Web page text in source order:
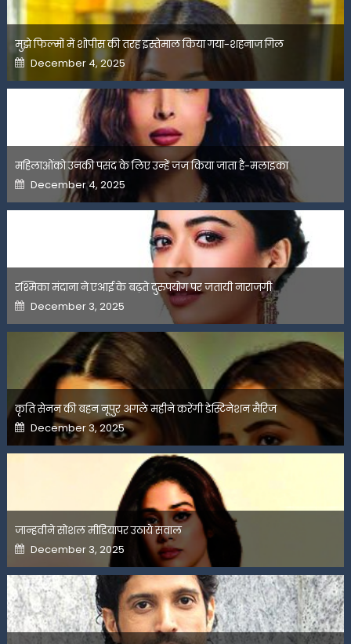
मुझे फिल्मों में शोपीस की तरह इस्तेमाल किया गया-शहनाज गिल
Posted
on
December 4, 2025
महिलाओंको उनकी पसंद के लिए उन्हें जज किया जाता है-मलाइका
Posted
on
December 4, 2025
रश्मिका मंदाना ने एआई के बढ़ते दुरुपयोग पर जतायी नाराजगी
Posted
on
December 3, 2025
कृति सेनन की बहन नूपुर अगले महीने करेंगी डेस्टिनेशन मैरिज
Posted
on
December 3, 2025
जान्हवीने सोशल मीडियापर उठाये सवाल
Posted
on
December 3, 2025